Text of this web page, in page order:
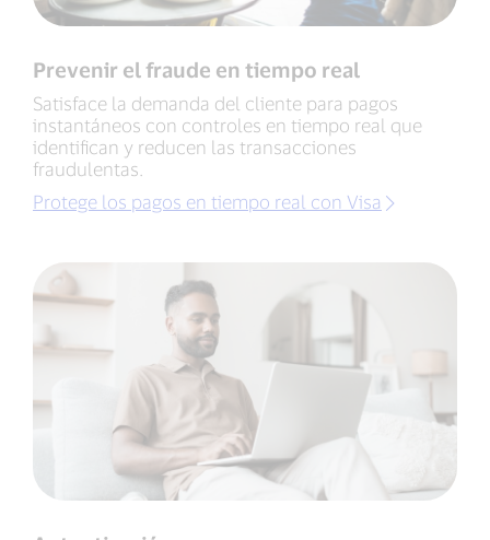
Prevenir el fraude en tiempo real
Satisface la demanda del cliente para pagos
instantáneos con controles en tiempo real que
identifican y reducen las transacciones
fraudulentas.
Protege los pagos en tiempo real con Visa